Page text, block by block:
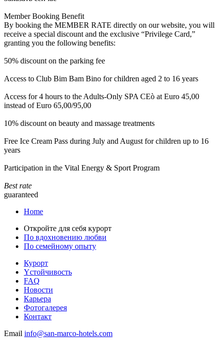
Member Booking Benefit
By booking the MEMBER RATE directly on our website, you will
receive a special discount and the exclusive “Privilege Card,”
granting you the following benefits:
50% discount on the parking fee
Access to Club Bim Bam Bino for children aged 2 to 16 years
Access for 4 hours to the Adults-Only SPA CEò at Euro 45,00
instead of Euro 65,00/95,00
10% discount on beauty and massage treatments
Free Ice Cream Pass during July and August for children up to 16
years
Participation in the Vital Energy & Sport Program
Best rate
guaranteed
Home
Откройте для себя курорт
По вдохновению любви
По семейному опыту
Курорт
Yстойчивость
FAQ
Новости
Карьера
Фотогалерея
Контакт
Email info@san-marco-hotels.com